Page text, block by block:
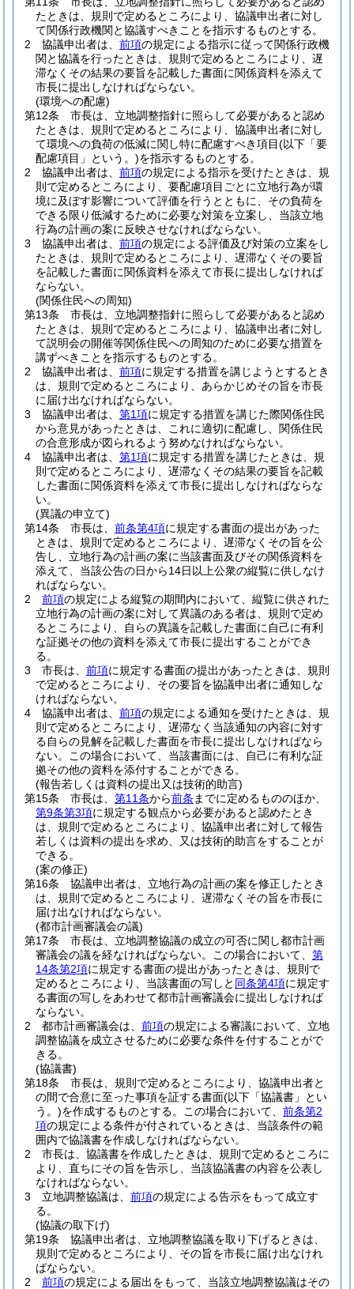
たときは、規則で定めるところにより、協議申出者に対し
て関係行政機関と協議すべきことを指示するものとする。
2
協議申出者は、 前項の規定による指示に従って関係行政機
関と協議を行ったときは、規則で定めるところにより、遅
滞なくその結果の要旨を記載した書面に関係資料を添えて
市長に提出しなければならない。
(環境への配慮)
第12条
市長は、立地調整指針に照らして必要があると認め
たときは、規則で定めるところにより、協議申出者に対し
て環境への負荷の低減に関し特に配慮すべき項目(以下「要
配慮項目」という。)を指示するものとする。
2
協議申出者は、 前項の規定による指示を受けたときは、規
則で定めるところにより、要配慮項目ごとに立地行為が環
境に及ぼす影響について評価を行うとともに、その負荷を
できる限り低減するために必要な対策を立案し、当該立地
行為の計画の案に反映させなければならない。
3
協議申出者は、 前項の規定による評価及び対策の立案をし
たときは、規則で定めるところにより、遅滞なくその要旨
を記載した書面に関係資料を添えて市長に提出しなければ
ならない。
(関係住民への周知)
第13条
市長は、立地調整指針に照らして必要があると認め
たときは、規則で定めるところにより、協議申出者に対し
て説明会の開催等関係住民への周知のために必要な措置を
講ずべきことを指示するものとする。
2
協議申出者は、 前項に規定する措置を講じようとするとき
は、規則で定めるところにより、あらかじめその旨を市長
に届け出なければならない。
3
協議申出者は、 第1項に規定する措置を講じた際関係住民
から意見があったときは、これに適切に配慮し、関係住民
の合意形成が図られるよう努めなければならない。
4
協議申出者は、 第1項に規定する措置を講じたときは、規
則で定めるところにより、遅滞なくその結果の要旨を記載
した書面に関係資料を添えて市長に提出しなければならな
い。
(異議の申立て)
第14条
市長は、 前条第4項に規定する書面の提出があった
ときは、規則で定めるところにより、遅滞なくその旨を公
告し、立地行為の計画の案に当該書面及びその関係資料を
添えて、当該公告の日から14日以上公衆の縦覧に供しなけ
ればならない。
2
前項の規定による縦覧の期間内において、縦覧に供された
立地行為の計画の案に対して異議のある者は、規則で定め
るところにより、自らの異議を記載した書面に自己に有利
な証拠その他の資料を添えて市長に提出することができ
る。
3
市長は、 前項に規定する書面の提出があったときは、規則
で定めるところにより、その要旨を協議申出者に通知しな
ければならない。
4
協議申出者は、 前項の規定による通知を受けたときは、規
則で定めるところにより、遅滞なく当該通知の内容に対す
る自らの見解を記載した書面を市長に提出しなければなら
ない。
この場合において、当該書面には、自己に有利な証
拠その他の資料を添付することができる。
(報告若しくは資料の提出又は技術的助言)
第15条
市長は、 第11条から前条 までに定めるもののほか、
第9条第3項に規定する観点から必要があると認めたとき
は、規則で定めるところにより、協議申出者に対して報告
若しくは資料の提出を求め、又は技術的助言をすることが
できる。
(案の修正)
第16条
協議申出者は、立地行為の計画の案を修正したとき
は、規則で定めるところにより、遅滞なくその旨を市長に
届け出なければならない。
(都市計画審議会の議)
第17条
市長は、立地調整協議の成立の可否に関し都市計画
審議会の議を経なければならない。
この場合において、 第
14条第2項に規定する書面の提出があったときは、規則で
定めるところにより、当該書面の写しと 同条第4項に規定す
る書面の写しをあわせて都市計画審議会に提出しなければ
ならない。
2
都市計画審議会は、 前項の規定による審議において、立地
調整協議を成立させるために必要な条件を付することがで
きる。
(協議書)
第18条
市長は、規則で定めるところにより、協議申出者と
の間で合意に至った事項を証する書面(以下「協議書」とい
う。)を作成するものとする。 この場合において、 前条第2
項の規定による条件が付されているときは、当該条件の範
囲内で協議書を作成しなければならない。
2
市長は、協議書を作成したときは、規則で定めるところに
より、直ちにその旨を告示し、当該協議書の内容を公表し
なければならない。
3
立地調整協議は、 前項の規定による告示をもって成立す
る。
(協議の取下げ)
第19条
協議申出者は、立地調整協議を取り下げるときは、
規則で定めるところにより、その旨を市長に届け出なけれ
ばならない。
2
前項の規定による届出をもって、当該立地調整協議はその